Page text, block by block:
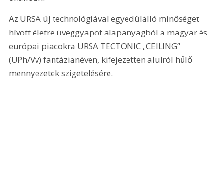
Az URSA új technológiával egyedülálló minőséget
hívott életre üveggyapot alapanyagból a magyar és
európai piacokra URSA TECTONIC „CEILING”
(UPh/Vv) fantázianéven, kifejezetten alulról hűlő
mennyezetek szigetelésére.